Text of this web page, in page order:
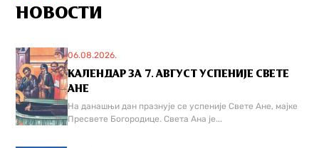
НОВОСТИ
06.08.2026.
КАЛЕНДАР ЗА 7. АВГУСТ УСПЕНИЈЕ СВЕТЕ
АНЕ
На данашњи дан празнује се успеније Свете Ане, мајке
Пресвете Богородице. Света Ана је...